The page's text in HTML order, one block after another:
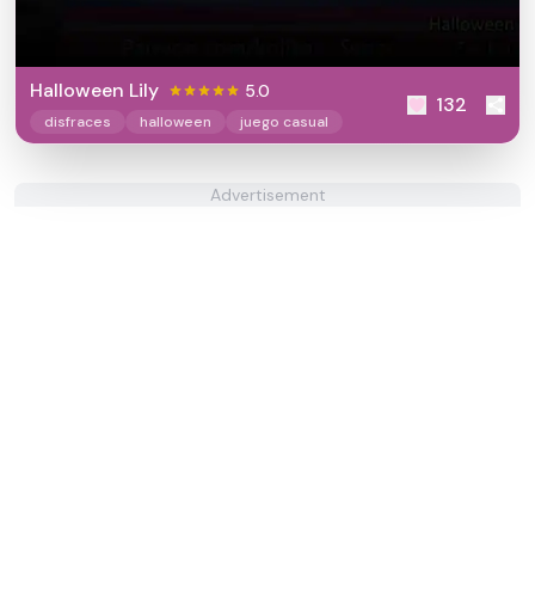
Halloween Lily 5.0
disfraces halloween juego casual
132
Advertisement